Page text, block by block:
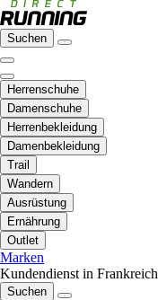
Suchen
Herrenschuhe
Damenschuhe
Herrenbekleidung
Damenbekleidung
Trail
Wandern
Ausrüstung
Ernährung
Outlet
Marken
Kundendienst in Frankreich
Suchen